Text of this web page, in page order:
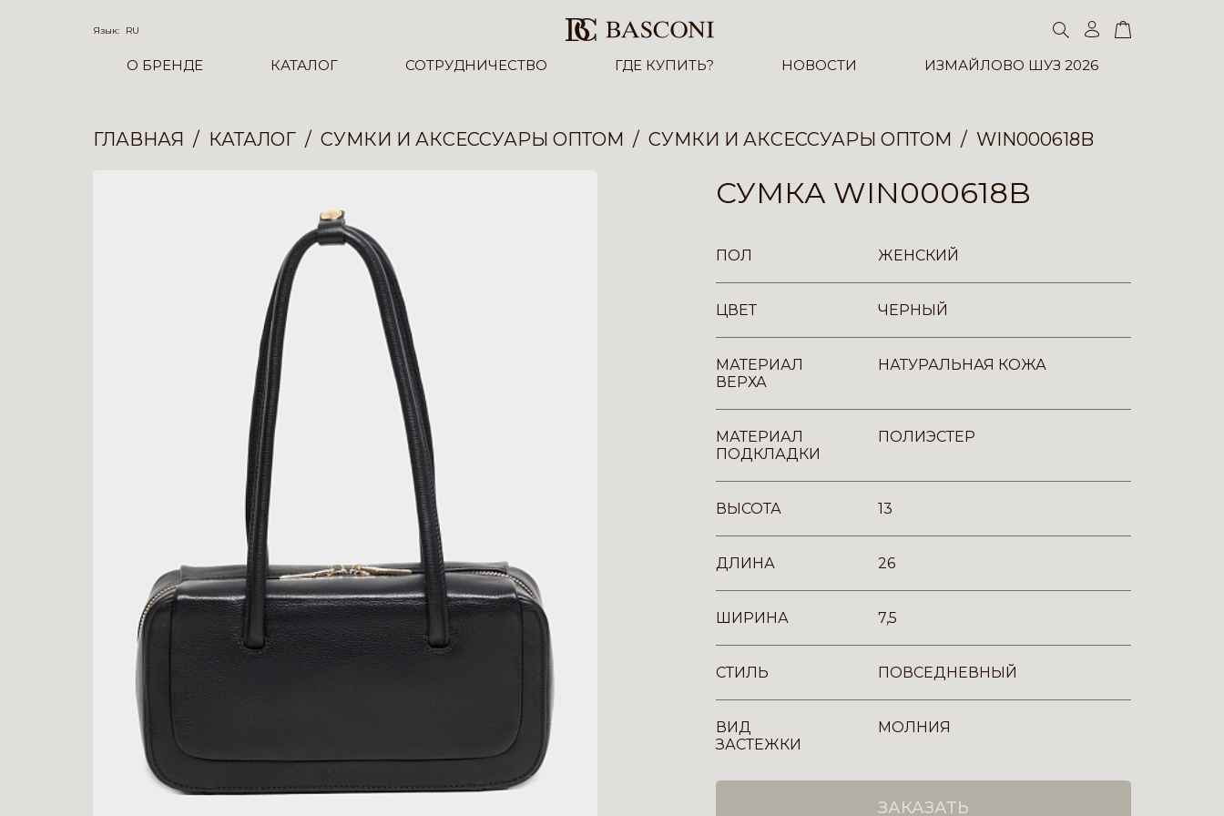
Язык: RU
О БРЕНДЕ КАТАЛОГ СОТРУДНИЧЕСТВО ГДЕ КУПИТЬ? НОВОСТИ ИЗМАЙЛОВО ШУЗ 2026
ГЛАВНАЯ КАТАЛОГ СУМКИ И АКСЕССУАРЫ ОПТОМ СУМКИ И АКСЕССУАРЫ ОПТОМ WIN000618B
СУМКА WIN000618B
ПОЛ ЖЕНСКИЙ
ЦВЕТ ЧЕРНЫЙ
МАТЕРИАЛ
ВЕРХА
НАТУРАЛЬНАЯ КОЖА
МАТЕРИАЛ
ПОДКЛАДКИ
ПОЛИЭСТЕР
ВЫСОТА 13
ДЛИНА 26
ШИРИНА 7,5
СТИЛЬ ПОВСЕДНЕВНЫЙ
ВИД
ЗАСТЕЖКИ
МОЛНИЯ
ЗАКАЗАТЬ